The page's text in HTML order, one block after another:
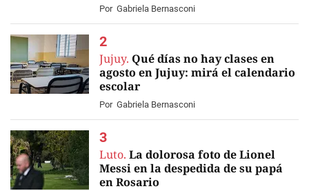
Por Gabriela Bernasconi
Jujuy. Qué días no hay clases en
agosto en Jujuy: mirá el calendario
escolar
Por Gabriela Bernasconi
Luto. La dolorosa foto de Lionel
Messi en la despedida de su papá
en Rosario